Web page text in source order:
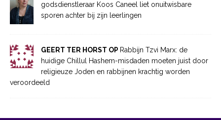
godsdienstleraar Koos Caneel liet onuitwisbare
sporen achter bij zijn leerlingen
GEERT TER HORST OP Rabbijn Tzvi Marx: de
huidige Chillul Hashem-misdaden moeten juist door
religieuze Joden en rabbijnen krachtig worden
veroordeeld